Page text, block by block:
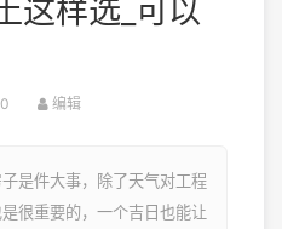
这样选_可以
0 编辑
是件大事，除了天气对工程
很重要的，一个吉日也能让